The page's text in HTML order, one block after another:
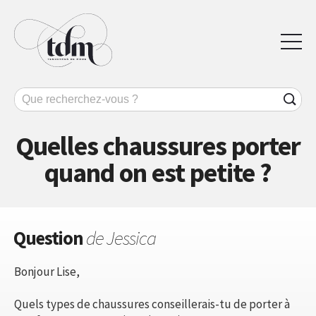
Quelles chaussures porter
quand on est petite ?
Questionde Jessica
Bonjour Lise,
Quels types de chaussures conseillerais-tu de porter à